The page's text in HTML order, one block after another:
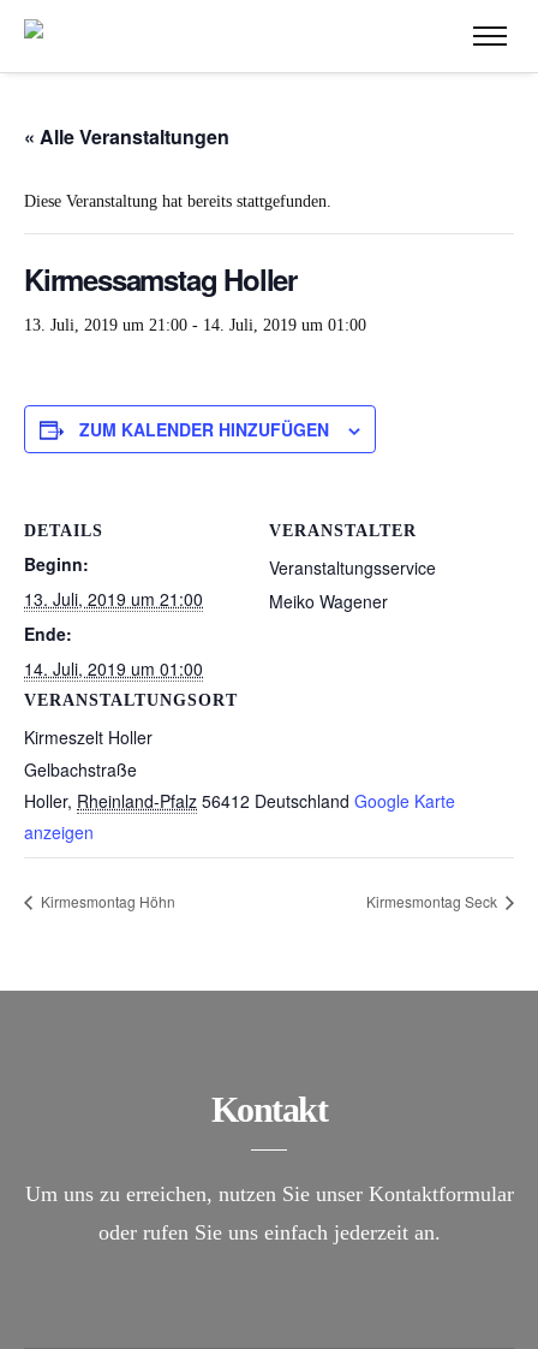
« Alle Veranstaltungen
Diese Veranstaltung hat bereits stattgefunden.
Kirmessamstag Holler
13. Juli, 2019 um 21:00 - 14. Juli, 2019 um 01:00
ZUM KALENDER HINZUFÜGEN
DETAILS
Beginn:
13. Juli, 2019 um 21:00
Ende:
14. Juli, 2019 um 01:00
VERANSTALTUNGSORT
Kirmeszelt Holler
Gelbachstraße
Holler, Rheinland-Pfalz 56412 Deutschland Google Karte
anzeigen
VERANSTALTER
Veranstaltungsservice
Meiko Wagener
Kirmesmontag Höhn Kirmesmontag Seck
Kontakt
Um uns zu erreichen, nutzen Sie unser Kontaktformular
oder rufen Sie uns einfach jederzeit an.